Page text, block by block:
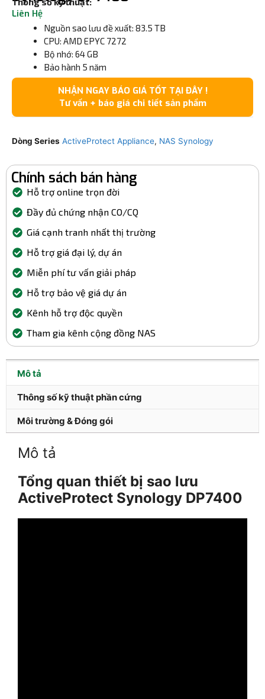
Liên Hệ
Nguồn sao lưu đề xuất: 83.5 TB
CPU: AMD EPYC 7272
Bộ nhớ: 64 GB
Bảo hành 5 năm
NHẬN NGAY BÁO GIÁ TỐT TẠI ĐÂY !
Tư vấn + báo giá chi tiết sản phẩm
Dòng Series ActiveProtect Appliance, NAS Synology
Chính sách bán hàng
Hỗ trợ online trọn đời
Đầy đủ chứng nhận CO/CQ
Giá cạnh tranh nhất thị trường
Hỗ trợ giá đại lý, dự án
Miễn phí tư vấn giải pháp
Hỗ trợ bảo vệ giá dự án
Kênh hỗ trợ độc quyền
Tham gia kênh cộng đồng NAS
Mô tả
Thông số kỹ thuật phần cứng
Môi trường & Đóng gói
Mô tả
Tổng quan thiết bị sao lưu
ActiveProtect Synology DP7400